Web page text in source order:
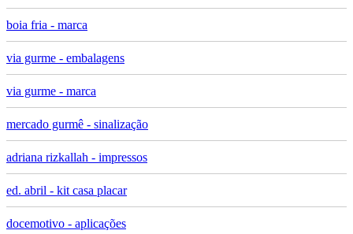
boia fria - marca
via gurme - embalagens
via gurme - marca
mercado gurmê - sinalização
adriana rizkallah - impressos
ed. abril - kit casa placar
docemotivo - aplicações